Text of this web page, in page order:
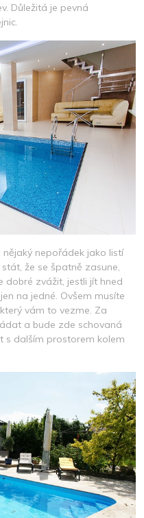
Důležitá je pevná
nepořádek jako listí
že se špatně zasune,
dobré zvážit, jestli jít hned
na jedné. Ovšem musíte
vám to vezme. Za
a bude zde schovaná
s dalším prostorem kolem